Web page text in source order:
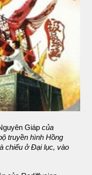
Giáp của
truyền hình Hồng
chiếu ở Đại lục, vào